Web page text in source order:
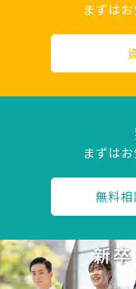
まずは
まずは
無料